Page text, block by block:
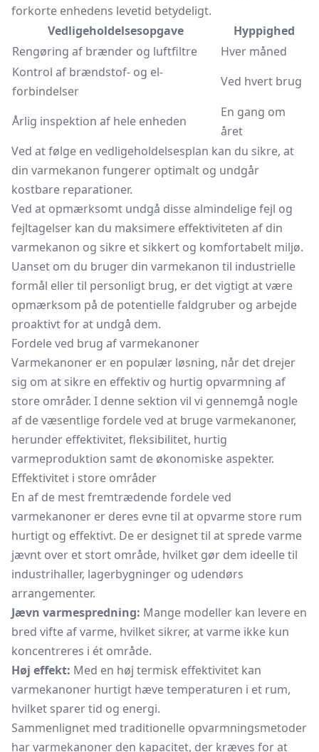
forkorte enhedens levetid betydeligt.
Vedligeholdelsesopgave
Hyppighed
Rengøring af brænder og luftfiltre
Hver måned
Kontrol af brændstof- og el-
forbindelser
Ved hvert brug
Årlig inspektion af hele enheden
En gang om
året
Ved at følge en vedligeholdelsesplan kan du sikre, at
din varmekanon fungerer optimalt og undgår
kostbare reparationer.
Ved at opmærksomt undgå disse almindelige fejl og
fejltagelser kan du maksimere effektiviteten af din
varmekanon og sikre et sikkert og komfortabelt miljø.
Uanset om du bruger din varmekanon til industrielle
formål eller til personligt brug, er det vigtigt at være
opmærksom på de potentielle faldgruber og arbejde
proaktivt for at undgå dem.
Fordele ved brug af varmekanoner
Varmekanoner er en populær løsning, når det drejer
sig om at sikre en effektiv og hurtig opvarmning af
store områder. I denne sektion vil vi gennemgå nogle
af de væsentlige fordele ved at bruge varmekanoner,
herunder effektivitet, fleksibilitet, hurtig
varmeproduktion samt de økonomiske aspekter.
Effektivitet i store områder
En af de mest fremtrædende fordele ved
varmekanoner er deres evne til at opvarme store rum
hurtigt og effektivt. De er designet til at sprede varme
jævnt over et stort område, hvilket gør dem ideelle til
industrihaller, lagerbygninger og udendørs
arrangementer.
Jævn varmespredning: Mange modeller kan levere en
bred vifte af varme, hvilket sikrer, at varme ikke kun
koncentreres i ét område.
Høj effekt: Med en høj termisk effektivitet kan
varmekanoner hurtigt hæve temperaturen i et rum,
hvilket sparer tid og energi.
Sammenlignet med traditionelle opvarmningsmetoder
har varmekanoner den kapacitet, der kræves for at